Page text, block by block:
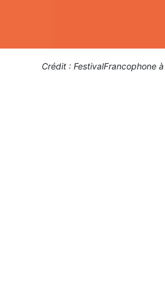
Crédit : FestivalFrancophone